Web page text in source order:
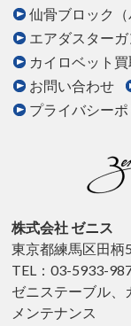
仙骨ブロック（
エアダスターガ
カイロベット
お問い合わせ
プライバシー
株式会社 ゼニス
東京都練馬区田柄
TEL：03-5933-
ゼニステーブル、
メンテナンス